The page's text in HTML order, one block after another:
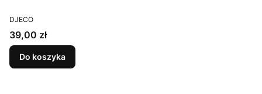
PRODUCENT
DJECO
Cena
39,00 zł
Do koszyka